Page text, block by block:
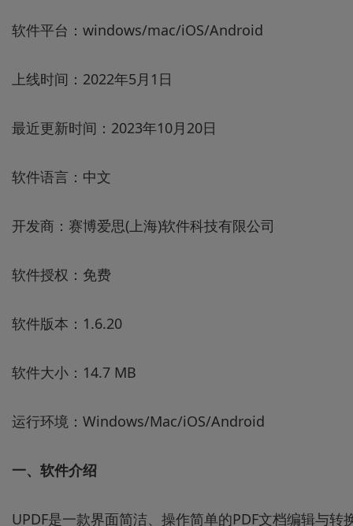
软件平台：windows/mac/iOS/Android
上线时间：2022年5月1日
最近更新时间：2023年10月20日
软件语言：中文
开发商：赛博爱思(上海)软件科技有限公司
软件授权：免费
软件版本：1.6.20
软件大小：14.7 MB
运行环境：Windows/Mac/iOS/Android
一、软件介绍
UPDF是一款界面简洁、操作简单的PDF文档编辑与转